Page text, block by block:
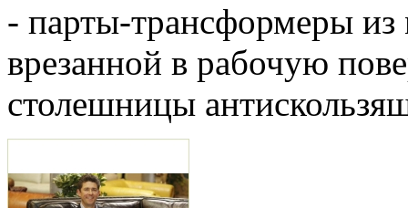
- парты-трансформеры из
врезанной в рабочую
столешницы